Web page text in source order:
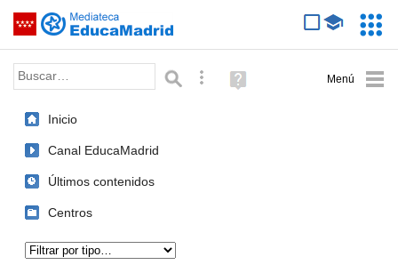
Saltar navegación
Palabra o frase: Búsqueda avanzada
Ayuda
(en
Inicio
Canal EducaMadrid
Últimos contenidos
Centros